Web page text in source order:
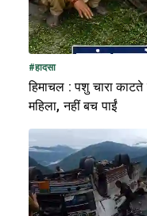
#हादसा
हिमाचल : पशु चारा
महिला, नहीं बच पाईं